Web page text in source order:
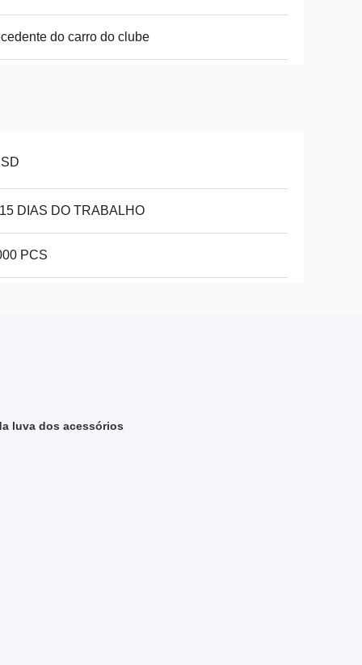
do carro do clube
DIAS DO TRABALHO
PCS
luva dos acessórios